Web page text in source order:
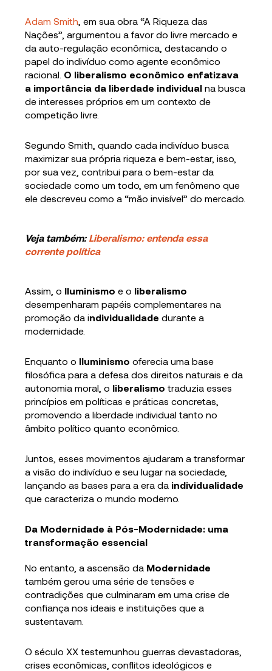
Adam Smith , em sua obra “A Riqueza das
Nações”, argumentou a favor do livre mercado e
da auto-regulação econômica, destacando o
papel do indivíduo como agente econômico
racional. O liberalismo econômico enfatizava
a importância da liberdade individualna busca
de interesses próprios em um contexto de
competição livre.
Segundo Smith, quando cada indivíduo busca
maximizar sua própria riqueza e bem-estar, isso,
por sua vez, contribui para o bem-estar da
sociedade como um todo, em um fenômeno que
ele descreveu como a “mão invisível” do mercado.
Veja também: Liberalismo: entenda essa
corrente política
Assim, o Iluminismo e o liberalismo
desempenharam papéis complementares na
promoção da individualidade durante a
modernidade.
Enquanto o Iluminismooferecia uma base
filosófica para a defesa dos direitos naturais e da
autonomia moral, o liberalismo traduzia esses
princípios em políticas e práticas concretas,
promovendo a liberdade individual tanto no
âmbito político quanto econômico.
Juntos, esses movimentos ajudaram a transformar
a visão do indivíduo e seu lugar na sociedade,
lançando as bases para a era da individualidade
que caracteriza o mundo moderno.
Da Modernidade à Pós-Modernidade: uma
transformação essencial
No entanto, a ascensão da Modernidade
também gerou uma série de tensões e
contradições que culminaram em uma crise de
confiança nos ideais e instituições que a
sustentavam.
O século XX testemunhou guerras devastadoras,
crises econômicas, conflitos ideológicos e